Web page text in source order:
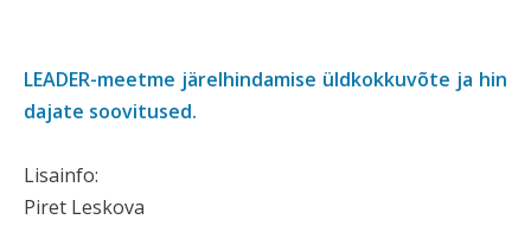
LEADER-meetme järelhindamise üldkokkuvõte ja hin
dajate soovitused.
Lisainfo:
Piret Leskova